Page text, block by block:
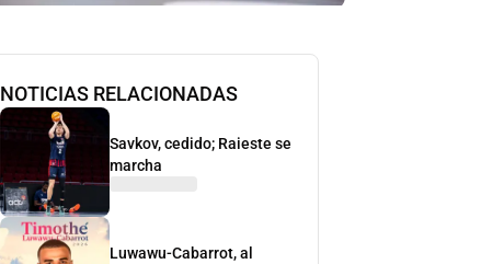
NOTICIAS RELACIONADAS
Savkov, cedido; Raieste se
marcha
Luwawu-Cabarrot, al